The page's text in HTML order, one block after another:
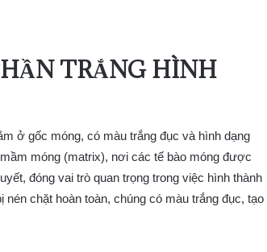
TRẮNG HÌNH
ở gốc móng, có màu trắng đục và hình dạng
móng (matrix), nơi các tế bào móng được
đóng vai trò quan trọng trong việc hình thành
chặt hoàn toàn, chúng có màu trắng đục, tạo